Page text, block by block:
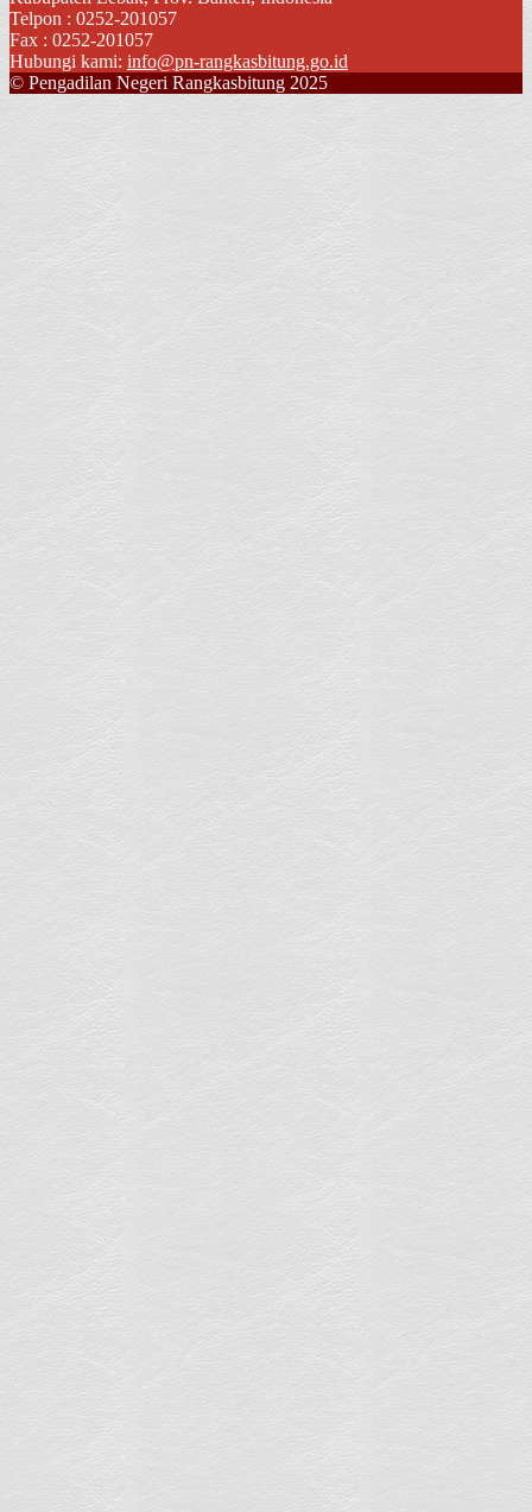
Telpon : 0252-201057
Fax : 0252-201057
Hubungi kami: info@pn-rangkasbitung.go.id
© Pengadilan Negeri Rangkasbitung 2025